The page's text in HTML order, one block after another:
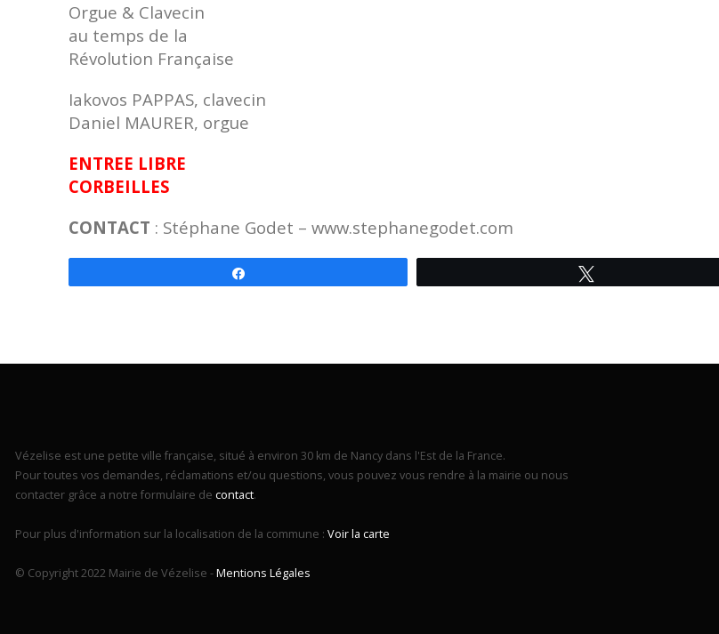
Orgue & Clavecin
au temps de la
Révolution Française
Iakovos PAPPAS, clavecin
Daniel MAURER, orgue
ENTREE LIBRE
CORBEILLES
CONTACT : Stéphane Godet – www.stephanegodet.com
Vézelise est une petite ville française, situé à environ 30 km de Nancy dans l'Est de la France.
Pour toutes vos demandes, réclamations et/ou questions, vous pouvez vous rendre à la mairie ou nous
contacter grâce a notre formulaire de contact.
Pour plus d'information sur la localisation de la commune : Voir la carte
© Copyright 2022 Mairie de Vézelise -Mentions Légales